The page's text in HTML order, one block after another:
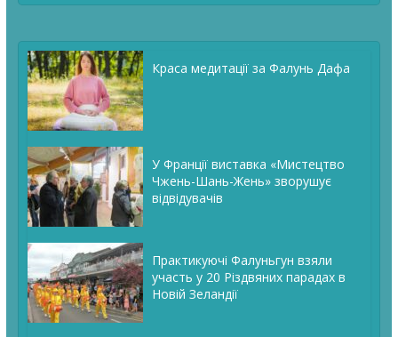
Краса медитації за Фалунь Дафа
У Франції виставка «Мистецтво
Чжень-Шань-Жень» зворушує
відвідувачів
Практикуючі Фалуньгун взяли
участь у 20 Різдвяних парадах в
Новій Зеландії